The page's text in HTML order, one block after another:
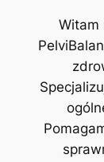
Witam